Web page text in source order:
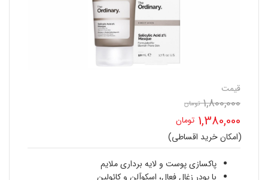
قیمت
1,800,000 تومان
اصلی
1,800,000 تومان
1,380,000 تومان
قیمت
فعلی
(امکان خرید اقساطی)
پاکسازی پوست و لایه برداری ملایم
با پودر زغال فعال، اسکوآلن و کائولین